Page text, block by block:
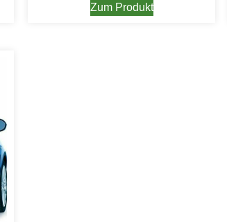
Zum Produkt